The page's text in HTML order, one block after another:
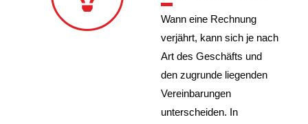
Wann eine Rechnung
verjährt, kann sich je nach
Art des Geschäfts und
den zugrunde liegenden
Vereinbarungen
unterscheiden. In